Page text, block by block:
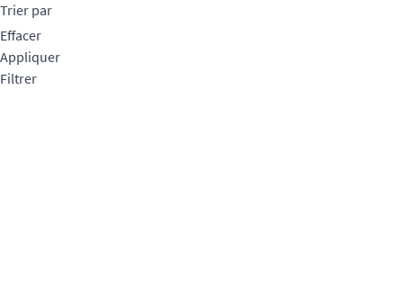
Trier par
Effacer
Appliquer
Filtrer